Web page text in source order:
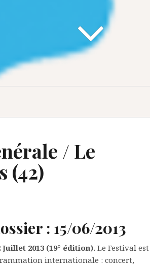
/ Le
(42)
: 15/06/2013
2013 (19° édition).Le Festival est
internationale : concert,